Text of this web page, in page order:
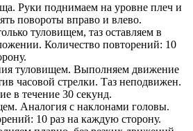
Руки поднимаем на уровне плеч и
повороты вправо и влево.
туловищем, таз оставляем в
Количество повторений: 10
туловищем. Выполняем движение
часовой стрелки. Таз неподвижен.
в течение 30 секунд.
Аналогия с наклонами головы.
10 раз на каждую сторону.